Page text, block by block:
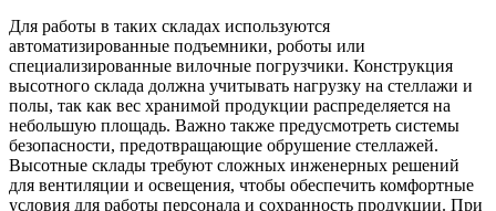
Для работы в таких складах используются
автоматизированные подъемники, роботы или
специализированные вилочные погрузчики. Конструкция
высотного склада должна учитывать нагрузку на стеллажи и
полы, так как вес хранимой продукции распределяется на
небольшую площадь. Важно также предусмотреть системы
безопасности, предотвращающие обрушение стеллажей.
Высотные склады требуют сложных инженерных решений
для вентиляции и освещения, чтобы обеспечить комфортные
условия для работы персонала и сохранность продукции. При